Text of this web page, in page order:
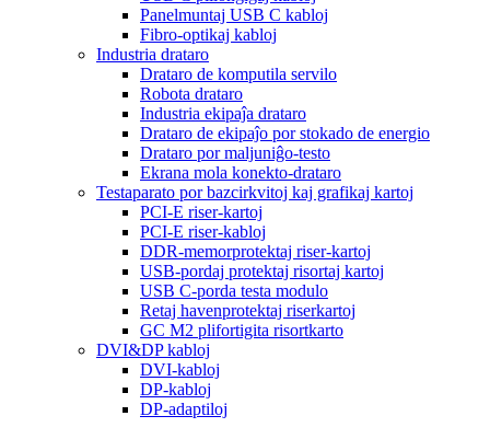
Panelmuntaj USB C kabloj
Fibro-optikaj kabloj
Industria drataro
Drataro de komputila servilo
Robota drataro
Industria ekipaĵa drataro
Drataro de ekipaĵo por stokado de energio
Drataro por maljuniĝo-testo
Ekrana mola konekto-drataro
Testaparato por bazcirkvitoj kaj grafikaj kartoj
PCI-E riser-kartoj
PCI-E riser-kabloj
DDR-memorprotektaj riser-kartoj
USB-pordaj protektaj risortaj kartoj
USB C-porda testa modulo
Retaj havenprotektaj riserkartoj
GC M2 plifortigita risortkarto
DVI&DP kabloj
DVI-kabloj
DP-kabloj
DP-adaptiloj